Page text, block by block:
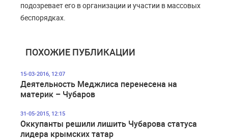
подозревает его в организации и участии в массовых
беспорядках.
ПОХОЖИЕ ПУБЛИКАЦИИ
15-03-2016, 12:07
Деятельность Меджлиса перенесена на
материк – Чубаров
31-05-2015, 12:15
Оккупанты решили лишить Чубарова статуса
лидера крымских татар